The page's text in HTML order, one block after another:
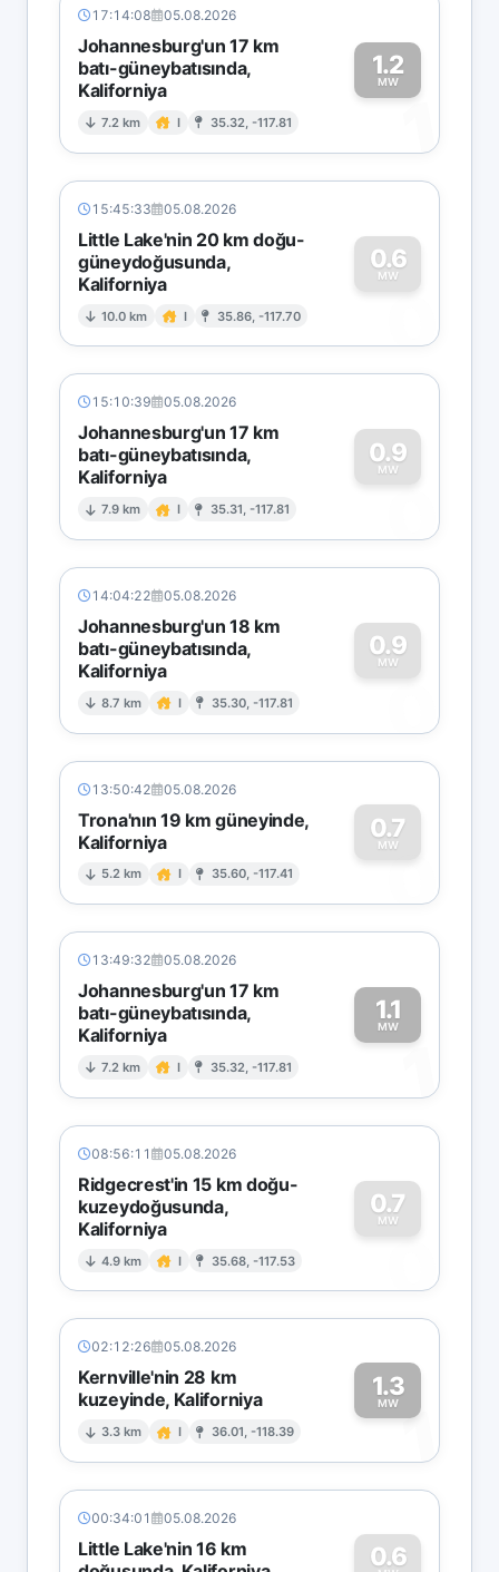
17:14:08 05.08.2026
Johannesburg'un 17 km
batı-güneybatısında,
Kaliforniya
7.2 km I 35.32, -117.81
1.2
MW
1
15:45:33 05.08.2026
Little Lake'nin 20 km doğu-
güneydoğusunda,
Kaliforniya
10.0 km I 35.86, -117.70
0.6
MW
0
15:10:39 05.08.2026
Johannesburg'un 17 km
batı-güneybatısında,
Kaliforniya
7.9 km I 35.31, -117.81
0.9
MW
0
14:04:22 05.08.2026
Johannesburg'un 18 km
batı-güneybatısında,
Kaliforniya
8.7 km I 35.30, -117.81
0.9
MW
0
13:50:42 05.08.2026
Trona'nın 19 km güneyinde,
Kaliforniya
5.2 km I 35.60, -117.41
0.7
MW
0
13:49:32 05.08.2026
Johannesburg'un 17 km
batı-güneybatısında,
Kaliforniya
7.2 km I 35.32, -117.81
1.1
MW
1
08:56:11 05.08.2026
Ridgecrest'in 15 km doğu-
kuzeydoğusunda,
Kaliforniya
4.9 km I 35.68, -117.53
0.7
MW
0
02:12:26 05.08.2026
Kernville'nin 28 km
kuzeyinde, Kaliforniya
3.3 km I 36.01, -118.39
1.3
MW1
00:34:01 05.08.2026
Little Lake'nin 16 km
0.6